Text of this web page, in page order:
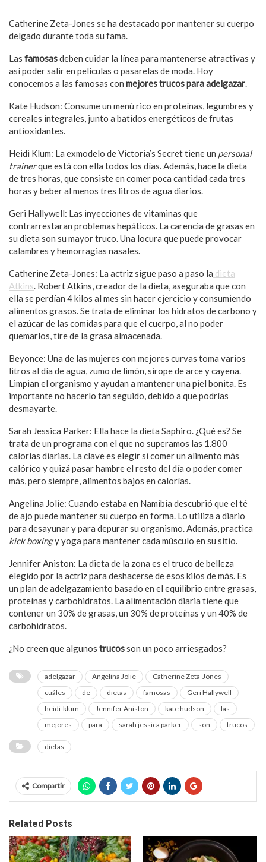
Catherine Zeta-Jones se ha destacado por mantener su cuerpo
delgado durante toda su fama.
Las famosasdeben cuidar la línea para mantenerse atractivas y
así poder salir en películas o pasarelas de moda. Hoy
conocemos a las famosas con mejores trucos para adelgazar.
Kate Hudson: Consume un menú rico en proteínas, legumbres y
cereales integrales, junto a batidos energéticos de frutas
antioxidantes.
Heidi Klum: La exmodelo de Victoria’s Secret tiene un personal
trainerque está con ella todos los días. Además, hace la dieta
de tres horas, que consiste en comer poca cantidad cada tres
horas y beber al menos tres litros de agua diarios.
Geri Hallywell: Las inyecciones de vitaminas que
contrarrestaran problemas hepáticos. La carencia de grasas en
su dieta son su mayor truco. Una locura que puede provocar
calambres y hemorragias nasales.
Catherine Zeta-Jones: La actriz sigue paso a paso la dieta
Atkins. Robert Atkins, creador de la dieta, aseguraba que con
ella se perdían 4 kilos al mes sin hacer ejercicio y consumiendo
alimentos grasos. Se trata de eliminar los hidratos de carbono y
el azúcar de las comidas para que el cuerpo, al no poder
quemarlos, tire de la grasa almacenada.
Beyonce: Una de las mujeres con mejores curvas toma varios
litros al día de agua, zumo de limón, sirope de arce y cayena.
Limpian el organismo y ayudan a mantener una piel bonita. Es
importante no hacerlo tan seguido, debido a que podrías
desmayarte.
Sarah Jessica Parker: Ella hace la dieta Saphiro. ¿Qué es? Se
trata de un programa con el que no superamos las 1.800
calorías diarias. La clave es elegir si comer un alimento más
calórico y quizá pasar hambre el resto del día o poder comer
más, pero siempre, alimentos bajos en calorías.
Angelina Jolie: Cuando estaba en Namibia descubrió que el té
de ajo puede mantener su cuerpo en forma. Lo utiliza a diario
para desayunar y para depurar su organismo. Además, practica
kick boxingy yoga para mantener cada músculo en su sitio.
Jennifer Aniston: La dieta de la zona es el truco de belleza
elegido por la actriz para deshacerse de esos kilos de más. Es
un plan de adelgazamiento basado en el equilibrio entre grasas,
proteínas y carbohidratos. La alimentación diaria tiene que
contener un 30% de grasas, un 30% de proteínas y un 40% de
carbohidratos.
¿No creen que algunos trucosson un poco arriesgados?
adelgazar Angelina Jolie
Catherine Zeta-Jones
cuáles
de dietas famosas
Geri Hallywell
heidi-klum
Jennifer Aniston kate hudson
las
mejores
para sarah jessica parker son trucos
dietas
Compartir
Related Posts